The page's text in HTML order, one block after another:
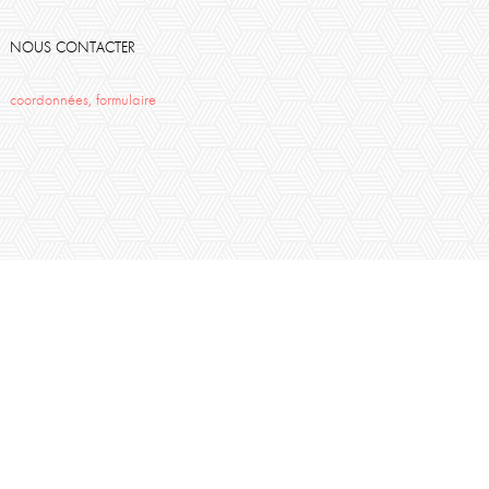
NOUS CONTACTER
coordonnées, formulaire